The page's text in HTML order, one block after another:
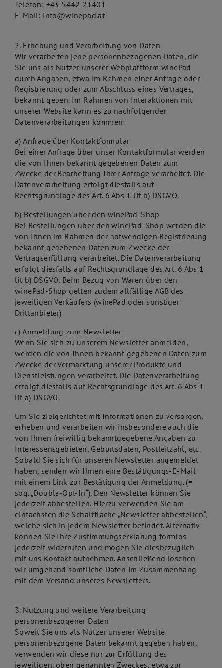
Telefon: +43 5442 21401
E-Mail: info@winepad.at
2. Erhebung und Verarbeitung von Daten
Wir verarbeiten jene personenbezogenen Daten, die
Sie uns als Nutzer unserer Webplattform winePad
durch Angaben, etwa im Rahmen einer Anfrage oder
Registrierung oder zum Abschluss eines Vertrages,
bekannt geben. Im Rahmen von Interaktionen mit
unserer Website kann es zu nachfolgenden
Datenverarbeitungen kommen:
a) Anfrage über Kontaktformular
Bei einer Anfrage über unser Kontaktformular werden
die von Ihnen bekannt gegebenen Daten zum
Zwecke der Bearbeitung Ihrer Anfrage verarbeitet. Die
Datenverarbeitung erfolgt diesfalls auf
Rechtsgrundlage des Art. 6 Abs 1 lit b) DSGVO.
b) Bestellungen über den winePad-Shop
Bei Bestellungen über den winePad-Shop werden die
von Ihnen im Rahmen der notwendigen Registrierung
bekannt gegebenen Daten zum Zwecke der
Vertragserfüllung verarbeitet. Die Datenverarbeitung
erfolgt diesfalls auf Rechtsgrundlage des Art. 6 Abs 1
lit b) DSGVO. Beim Bezug von Waren über den
winePad-Shop gelten zudem allfällige AGB des
jeweiligen Verkäufers (winePad oder sonstiger
Drittanbieter)
c) Anmeldung zum Newsletter
Wenn Sie sich zu unserem Newsletter anmelden,
werden die von Ihnen bekannt gegebenen Daten zum
Zwecke der Vermarktung unserer Produkte und
Dienstleistungen verarbeitet. Die Datenverarbeitung
erfolgt diesfalls auf Rechtsgrundlage des Art. 6 Abs 1
lit a) DSGVO.
Um Sie zielgerichtet mit Informationen zu versorgen,
erheben und verarbeiten wir insbesondere auch die
von Ihnen freiwillig bekanntgegebene Angaben zu
Interessensgebieten, Geburtsdaten, Postleitzahl, etc.
Sobald Sie sich für unseren Newsletter angemeldet
haben, senden wir Ihnen eine Bestätigungs-E-Mail
mit einem Link zur Bestätigung der Anmeldung. (=
sog. „Double-Opt-In“). Den Newsletter können Sie
jederzeit abbestellen. Hierzu verwenden Sie am
einfachsten die Schaltfläche „Newsletter abbestellen“,
welche sich in jedem Newsletter befindet. Alternativ
können Sie Ihre Zustimmungserklärung formlos
jederzeit widerrufen und mögen Sie diesbezüglich
mit uns Kontakt aufnehmen. Anschließend löschen
wir umgehend sämtliche Daten im Zusammenhang
mit dem Versand unseres Newsletters.
3. Nutzung und weitere Verarbeitung
personenbezogener Daten
Soweit Sie uns als Nutzer unserer Website
personenbezogene Daten bekannt gegeben haben,
verwenden wir diese nur zur Erfüllung des
jeweiligen, oben genannten Zweckes, etwa zur